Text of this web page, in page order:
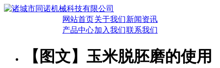
网站首页关于我们新闻资讯
产品中心加入我们联系我们
【图文】玉米脱胚磨的使用